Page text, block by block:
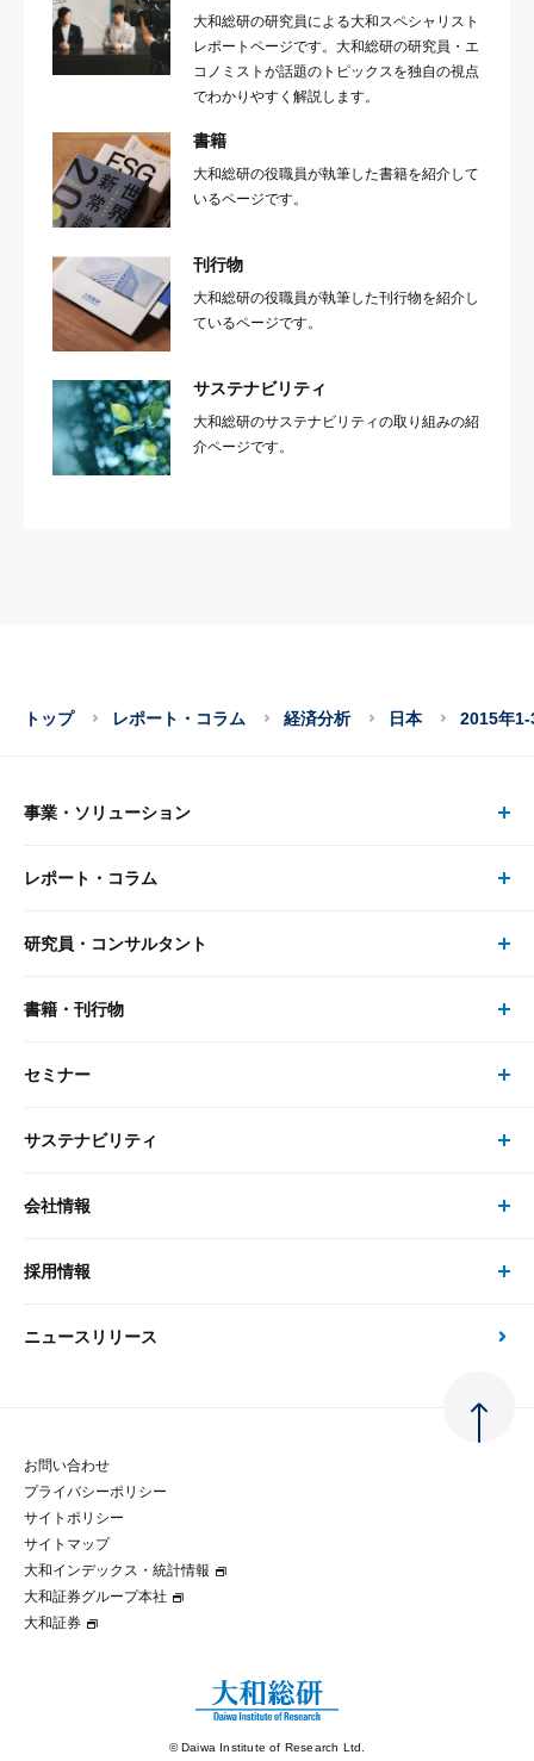
大和総研の研究員による大和スペシャリスト
レポートページです。大和総研の研究員・エ
コノミストが話題のトピックスを独自の視点
でわかりやすく解説します。
書籍
大和総研の役職員が執筆した書籍を紹介して
いるページです。
刊行物
大和総研の役職員が執筆した刊行物を紹介し
ているページです。
サステナビリティ
大和総研のサステナビリティの取り組みの紹
介ページです。
トップ レポート・コラム 経済分析 日本 2015年1-
事業・ソリューション
事業・ソリューション トップ
リサーチ
大和総研の強み
先端テクノロジーに基づく新たな価値の創出
レポート・コラム
レポート・コラム トップ
最新のレポート・コラム
政策分析
金融経済教育等
コラム
大和インデックス・統計情報
研究員・コンサルタント
研究員・コンサルタント トップ
研究員
書籍・刊行物
書籍・刊行物 トップ
書籍
セミナー
セミナー トップ
現在受付中のセミナー・イベント
サステナビリティ
サステナビリティの取り組み
次世代社会への貢献
マルチステークホルダー方針
パートナーシップ構築宣言
会社情報
会社情報 トップ
会社概要・役員一覧
大和総研の歩み
グループ会社
採用情報
採用情報 トップ
経験者採用
ニュースリリース
お問い合わせ
プライバシーポリシー
サイトポリシー
サイトマップ
大和インデックス・統計情報
大和証券グループ本社
大和証券
© Daiwa Institute of Research Ltd.